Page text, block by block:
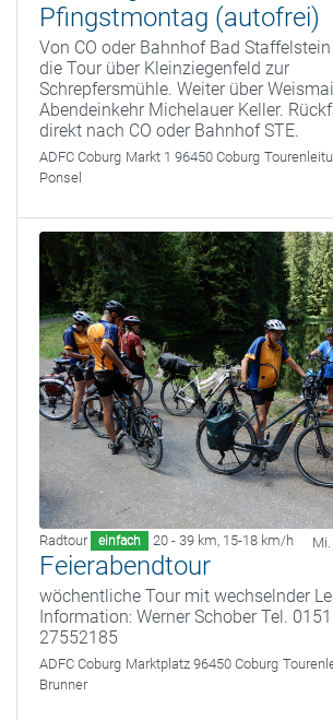
Pfingstmontag (autofrei)
Von CO oder Bahnhof Bad
die Tour über Kleinziegenfeld zur
Schrepfersmühle. Weiter über
Abendeinkehr Michelauer Keller.
direkt nach CO oder Bahnhof STE.
ADFC Coburg Markt 1 96450 Coburg
Ponsel
Radtour einfach 20 - 39 km, 15-18 km/h
Feierabendtour
wöchentliche Tour mit wechselnder
Information: Werner Schober Tel. 0151
27552185
ADFC Coburg Marktplatz 96450 Coburg
Brunner